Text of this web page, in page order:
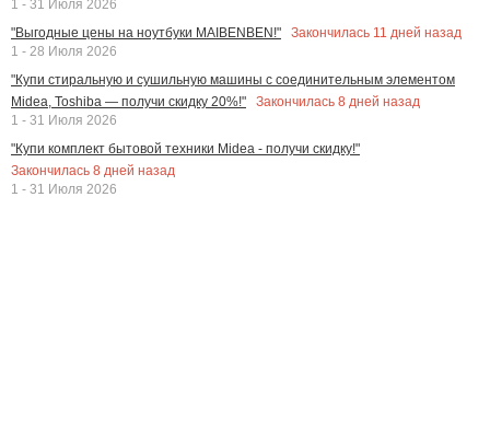
1 - 31 Июля 2026
"Выгодные цены на ноутбуки MAIBENBEN!"
Закончилась 11 дней назад
1 - 28 Июля 2026
"Купи стиральную и сушильную машины с соединительным элементом
Midea, Toshiba — получи скидку 20%!"
Закончилась 8 дней назад
1 - 31 Июля 2026
"Купи комплект бытовой техники Midea - получи скидку!"
Закончилась 8 дней назад
1 - 31 Июля 2026